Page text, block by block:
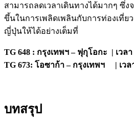
สามารถลดเวลาเดินทางได้มากๆ ซึ่
ขึ้นในการเพลิดเพลินกับการท่องเที่ย
ญี่ปุ่นให้ได้อย่างเต็มที่
TG 648 : กรุงเทพฯ – ฟุกุโอกะ | เวล
TG 673: โอซาก้า – กรุงเทพฯ | เว
บทสรุป